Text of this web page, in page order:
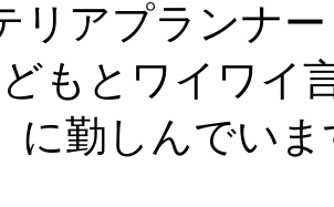
リアプランナー
もとワイワイ
に勤しんでいま